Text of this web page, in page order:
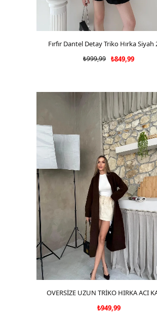
SEPETE EKLE
Fırfır Dantel Detay Triko Hırka Siyah
₺849,99
₺999,99
SEPETE EKLE
OVERSİZE UZUN TRİKO HIRKA ACI
₺949,99